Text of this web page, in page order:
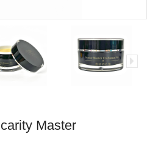
Master